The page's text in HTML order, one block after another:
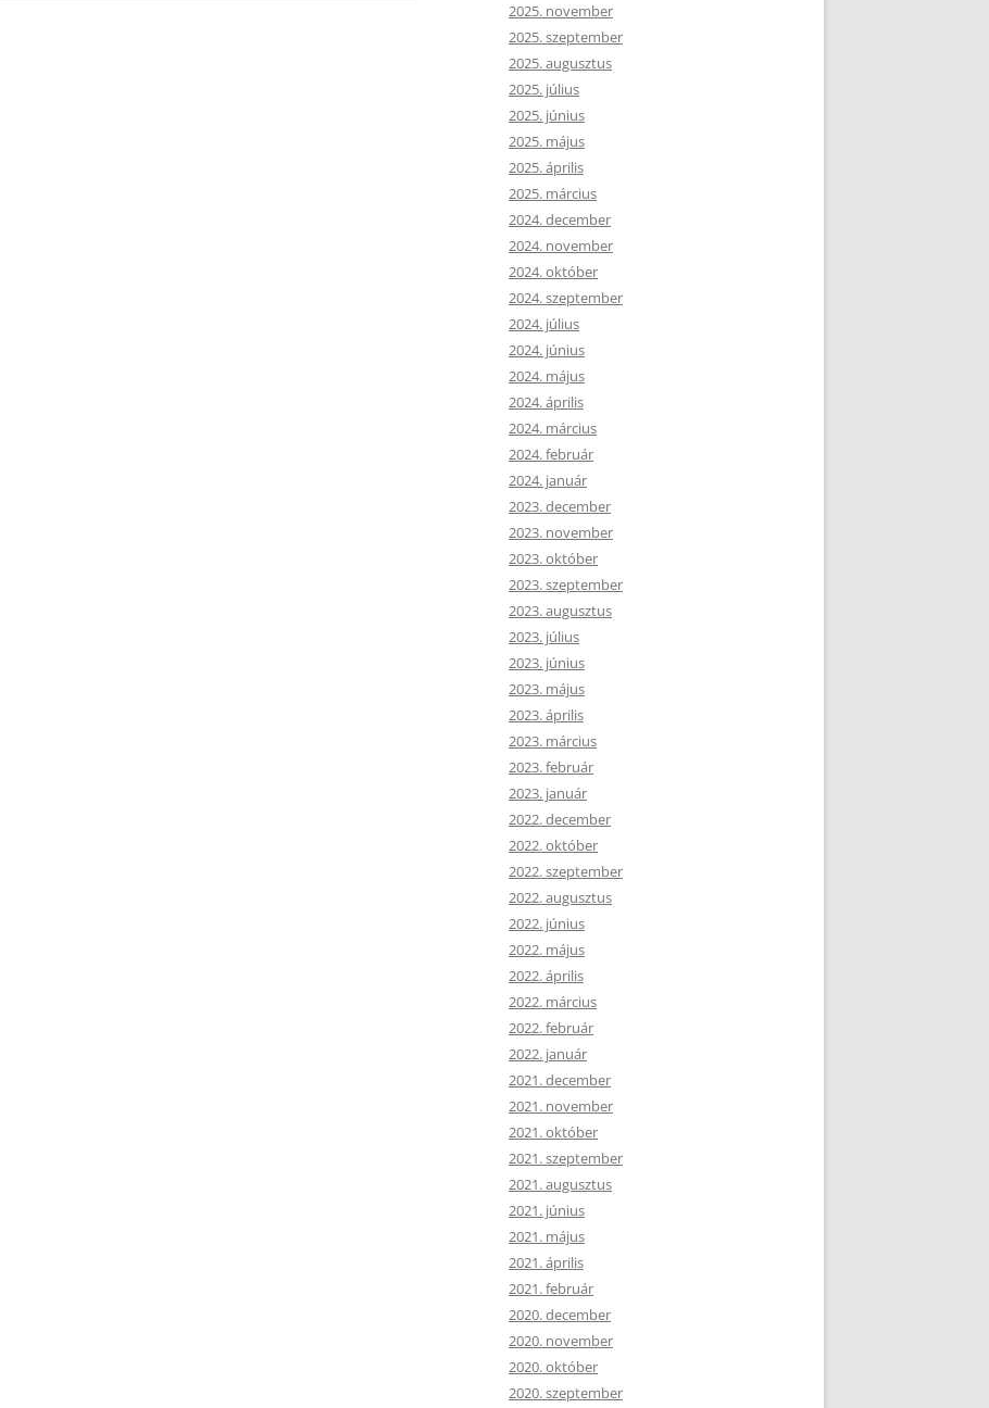
2025. november
2025. szeptember
2025. augusztus
2025. július
2025. június
2025. május
2025. április
2025. március
2024. december
2024. november
2024. október
2024. szeptember
2024. július
2024. június
2024. május
2024. április
2024. március
2024. február
2024. január
2023. december
2023. november
2023. október
2023. szeptember
2023. augusztus
2023. július
2023. június
2023. május
2023. április
2023. március
2023. február
2023. január
2022. december
2022. október
2022. szeptember
2022. augusztus
2022. június
2022. május
2022. április
2022. március
2022. február
2022. január
2021. december
2021. november
2021. október
2021. szeptember
2021. augusztus
2021. június
2021. május
2021. április
2021. február
2020. december
2020. november
2020. október
2020. szeptember